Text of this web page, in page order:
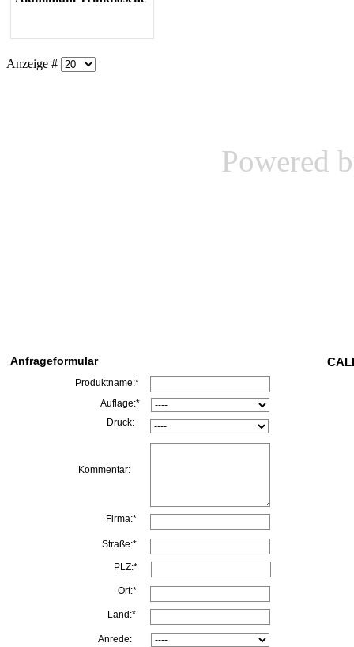
Anzeige #
Powered
Auflage:*
Druck:
Kommentar:
Firma:*
Straße:*
PLZ:*
Ort:*
Land:*
Anrede:
Produktname:*
Anfrageformular